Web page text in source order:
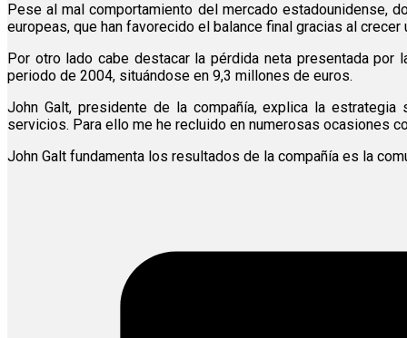
Pese al mal comportamiento del mercado estadounidense,
europeas, que han favorecido el balance final gracias al crecer
Por otro lado cabe destacar la pérdida neta presentada
periodo de 2004, situándose en 9,3 millones de euros.
John Galt, presidente de la compañía, explica la
servicios. Para ello me he recluido en numerosas ocasiones
John Galt fundamenta los resultados de la compañía es la